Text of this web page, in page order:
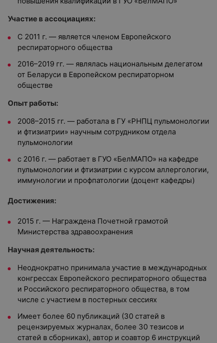
Участие в ассоциациях:
С 2011 г. — является членом Европейского
респираторного общества
2016–2019 гг. — являлась национальным делегатом
от Беларуси в Европейском респираторном
обществе
Опыт работы:
2008–2015 гг. — работала в ГУ «РНПЦ пульмонологии
и фтизиатрии» научным сотрудником отдела
пульмонологии
с 2016 г. — работает в ГУО «БелМАПО» на кафедре
пульмонологии и фтизиатрии с курсом аллергологии,
иммунологии и профпатологии (доцент кафедры)
Достижения:
2015 г. — Награждена Почетной грамотой
Министерства здравоохранения
Научная деятельность:
Неоднократно принимала участие в международных
конгрессах Европейского респираторного общества
и Российского респираторного общества, в том
числе с участием в постерных сессиях
Имеет более 60 публикаций (30 статей в
рецензируемых журналах, более 30 тезисов и
статей в сборниках), автор и соавтор 6 инструкций